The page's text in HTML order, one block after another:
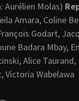
Aurélien Molas)
Amara, Coline
Godart,
Badara Mbay,
Alice
Victoria Wabelawa